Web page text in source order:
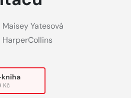
Maisey Yatesová
HarperCollins
kniha
Kč